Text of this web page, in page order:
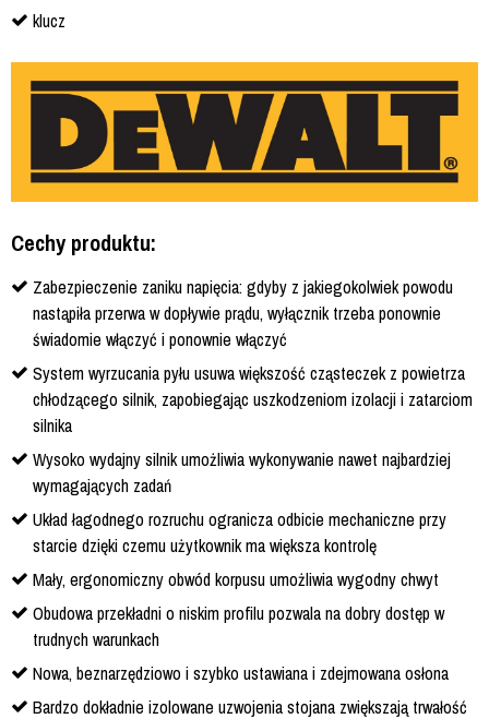
klucz
Cechy produktu:
Zabezpieczenie zaniku napięcia: gdyby z jakiegokolwiek powodu
nastąpiła przerwa w dopływie prądu, wyłącznik trzeba ponownie
świadomie włączyć i ponownie włączyć
System wyrzucania pyłu usuwa większość cząsteczek z powietrza
chłodzącego silnik, zapobiegając uszkodzeniom izolacji i zatarciom
silnika
Wysoko wydajny silnik umożliwia wykonywanie nawet najbardziej
wymagających zadań
Układ łagodnego rozruchu ogranicza odbicie mechaniczne przy
starcie dzięki czemu użytkownik ma większa kontrolę
Mały, ergonomiczny obwód korpusu umożliwia wygodny chwyt
Obudowa przekładni o niskim profilu pozwala na dobry dostęp w
trudnych warunkach
Nowa, beznarzędziowo i szybko ustawiana i zdejmowana osłona
Bardzo dokładnie izolowane uzwojenia stojana zwiększają trwałość